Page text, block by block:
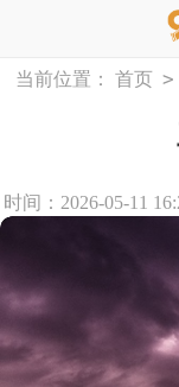
当前位置： 首页 >
时间：2026-05-11